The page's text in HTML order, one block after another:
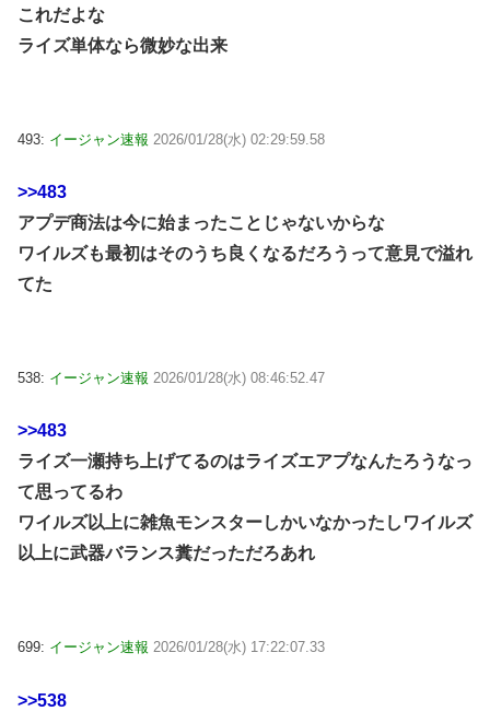
これだよな
ライズ単体なら微妙な出来
493: イージャン速報 2026/01/28(水) 02:29:59.58
>>483
アプデ商法は今に始まったことじゃないからな
ワイルズも最初はそのうち良くなるだろうって意見で溢れ
てた
538: イージャン速報 2026/01/28(水) 08:46:52.47
>>483
ライズ一瀬持ち上げてるのはライズエアプなんたろうなっ
て思ってるわ
ワイルズ以上に雑魚モンスターしかいなかったしワイルズ
以上に武器バランス糞だっただろあれ
699: イージャン速報 2026/01/28(水) 17:22:07.33
>>538